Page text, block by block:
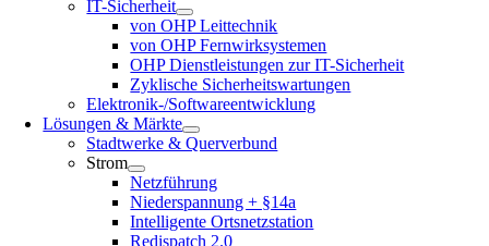
IT-Sicherheit
von OHP Leittechnik
von OHP Fernwirksystemen
OHP Dienstleistungen zur IT-Sicherheit
Zyklische Sicherheitswartungen
Elektronik-/Softwareentwicklung
Lösungen & Märkte
Stadtwerke & Querverbund
Strom
Netzführung
Niederspannung + §14a
Intelligente Ortsnetzstation
Redispatch 2.0